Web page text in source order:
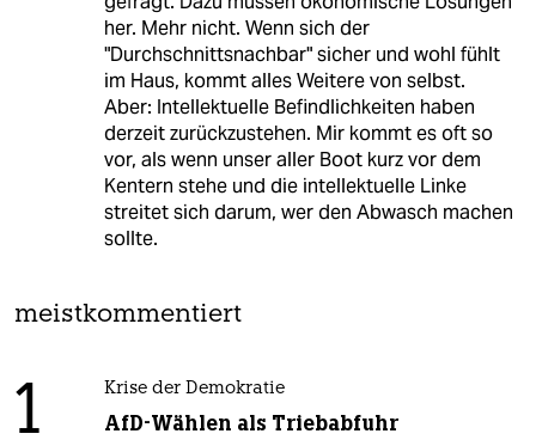
her. Mehr nicht. Wenn sich der
"Durchschnittsnachbar" sicher und wohl fühlt
im Haus, kommt alles Weitere von selbst.
Aber: Intellektuelle Befindlichkeiten haben
derzeit zurückzustehen. Mir kommt es oft so
vor, als wenn unser aller Boot kurz vor dem
Kentern stehe und die intellektuelle Linke
streitet sich darum, wer den Abwasch machen
sollte.
meistkommentiert
1 Krise der Demokratie
AfD-Wählen als Triebabfuhr